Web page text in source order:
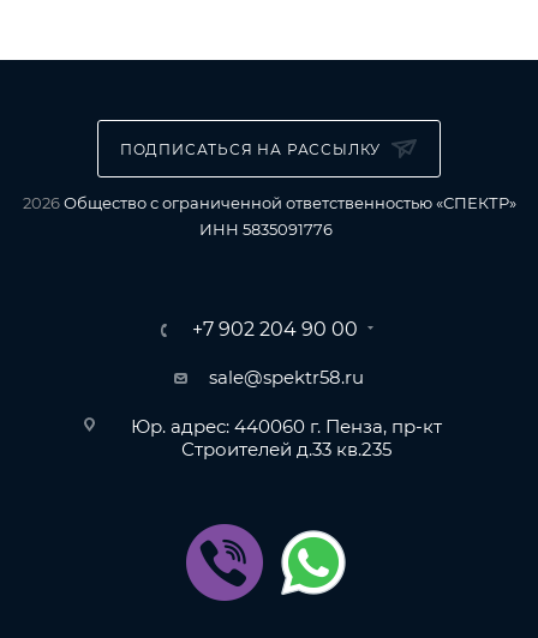
ПОДПИСАТЬСЯ НА РАССЫЛКУ
2026Общество с ограниченной ответственностью «СПЕКТР»
ИНН 5835091776
+7 902 204 90 00
sale@spektr58.ru
Юр. адрес: 440060 г. Пенза, пр-кт
Строителей д.33 кв.235